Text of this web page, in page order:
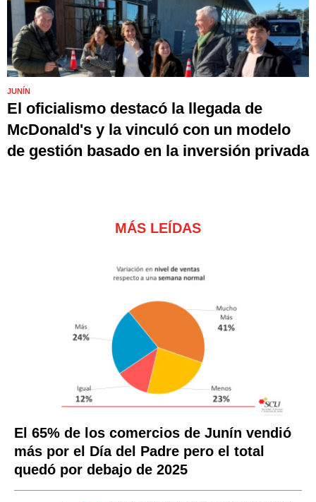
JUNÍN
El oficialismo destacó la llegada de
McDonald's y la vinculó con un modelo
de gestión basado en la inversión privada
MÁS LEÍDAS
El 65% de los comercios de Junín vendió
más por el Día del Padre pero el total
quedó por debajo de 2025